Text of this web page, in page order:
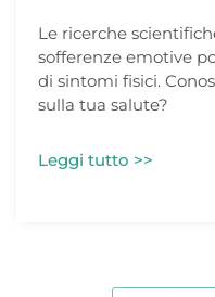
Le ricerche
sofferenze emotive
di sintomi fisici.
sulla tua salute?
Leggi tutto >>